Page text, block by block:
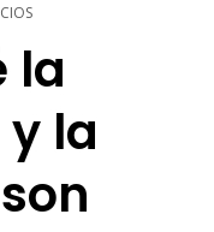
la
la